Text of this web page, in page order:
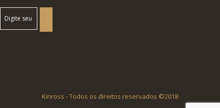
Kinross - Todos os direitos reservados ©2018